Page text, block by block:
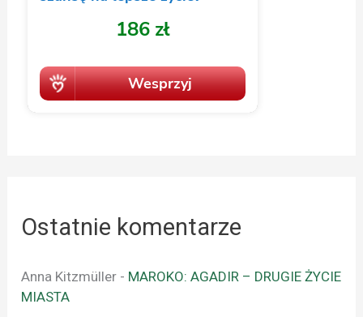
Ostatnie komentarze
Anna Kitzmüller - MAROKO: AGADIR – DRUGIE ŻYCIE
MIASTA